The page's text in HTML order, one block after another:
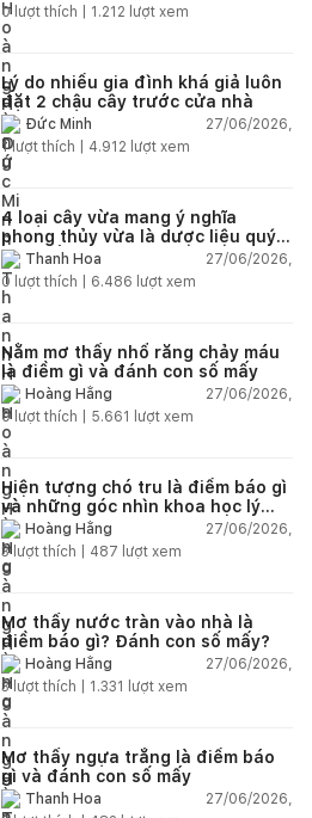
0lượt thích | 1.212 lượt xem
Lý do nhiều gia đình khá giả luôn
đặt 2 chậu cây trước cửa nhà
Đức Minh
27/06/2026,
1lượt thích | 4.912 lượt xem
4 loại cây vừa mang ý nghĩa
phong thủy vừa là dược liệu quý
nên trồng trong nhà
Thanh Hoa
27/06/2026,
0 lượt thích | 6.486 lượt xem
Nằm mơ thấy nhổ răng chảy máu
là điềm gì và đánh con số mấy
Hoàng Hằng
27/06/2026,
0lượt thích | 5.661 lượt xem
Hiện tượng chó tru là điềm báo gì
và những góc nhìn khoa học lý
giảiHoàng Hằng
27/06/2026,
3lượt thích | 487 lượt xem
Mơ thấy nước tràn vào nhà là
điềm báo gì? Đánh con số mấy?
Hoàng Hằng
27/06/2026,
3lượt thích | 1.331 lượt xem
Mơ thấy ngựa trắng là điềm báo
gì và đánh con số mấy
Thanh Hoa
27/06/2026,